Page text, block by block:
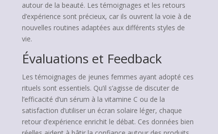
autour de la beauté. Les témoignages et les retours
d’expérience sont précieux, car ils ouvrent la voie à de
nouvelles routines adaptées aux différents styles de
vie.
Évaluations et Feedback
Les témoignages de jeunes femmes ayant adopté ces
rituels sont essentiels. Qu’il s’agisse de discuter de
l’efficacité d’un sérum à la vitamine C ou de la
satisfaction d’utiliser un écran solaire léger, chaque
retour d’expérience enrichit le débat. Ces données bien